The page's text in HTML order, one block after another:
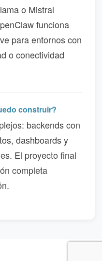
o Mistral
funciona
para entornos con
o conectividad
construir?
backends con
dashboards y
El proyecto final
completa